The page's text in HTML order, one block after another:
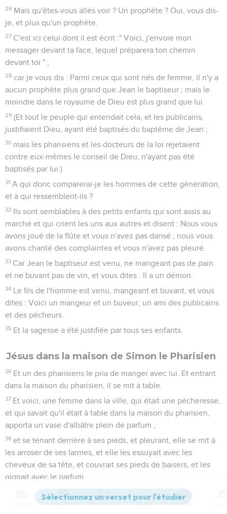
26 Mais qu'êtes-vous allés voir ? Un prophète ? Oui, vous dis-
je, et plus qu'un prophète.
27 C'est ici celui dont il est écrit :" Voici, j'envoie mon
messager devant ta face, lequel préparera ton chemin
devant toi " ;
28 car je vous dis : Parmi ceux qui sont nés de femme, il n'y a
aucun prophète plus grand que Jean le baptiseur ; mais le
moindre dans le royaume de Dieu est plus grand que lui.
29 (Et tout le peuple qui entendait cela, et les publicains,
justifiaient Dieu, ayant été baptisés du baptême de Jean ;
30 mais les pharisiens et les docteurs de la loi rejetaient
contre eux-mêmes le conseil de Dieu, n'ayant pas été
baptisés par lui.)
31 A qui donc comparerai-je les hommes de cette génération,
et à qui ressemblent-ils ?
32 Ils sont semblables à des petits enfants qui sont assis au
marché et qui crient les uns aux autres et disent : Nous vous
avons joué de la flûte et vous n'avez pas dansé ; nous vous
avons chanté des complaintes et vous n'avez pas pleuré.
33 Car Jean le baptiseur est venu, ne mangeant pas de pain
et ne buvant pas de vin, et vous dites : Il a un démon.
34 Le fils de l'homme est venu, mangeant et buvant, et vous
dites : Voici un mangeur et un buveur, un ami des publicains
et des pécheurs.
35 Et la sagesse a été justifiée par tous ses enfants.
Jésus dans la maison de Simon le Pharisien
36 Et un des pharisiens le pria de manger avec lui. Et entrant
dans la maison du pharisien, il se mit à table.
37 Et voici, une femme dans la ville, qui était une pécheresse,
et qui savait qu'il était à table dans la maison du pharisien,
apporta un vase d'albâtre plein de parfum ;
38 et se tenant derrière à ses pieds, et pleurant, elle se mit à
les arroser de ses larmes, et elle les essuyait avec les
cheveux de sa tête, et couvrait ses pieds de baisers, et les
oignait avec le parfum.
Et le pharisien qui l'avait convié, voyant cela, dit en lui-
même : Celui-ci, s'il était prophète, saurait qui et quelle est
Versions Commentaires Strong